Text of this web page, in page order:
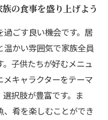
の食事を盛り上げよう
ごす良い機会です。居
かい雰囲気で家族全員
子供たちが好むメニュ
キャラクターをテーマ
択肢が豊富です。ま
肴を楽しむことができ